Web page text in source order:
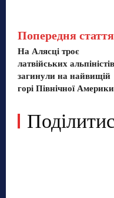
Попередня стаття
На Алясці троє
латвійських альпіністів
загинули на найвищій
горі Північної Америки